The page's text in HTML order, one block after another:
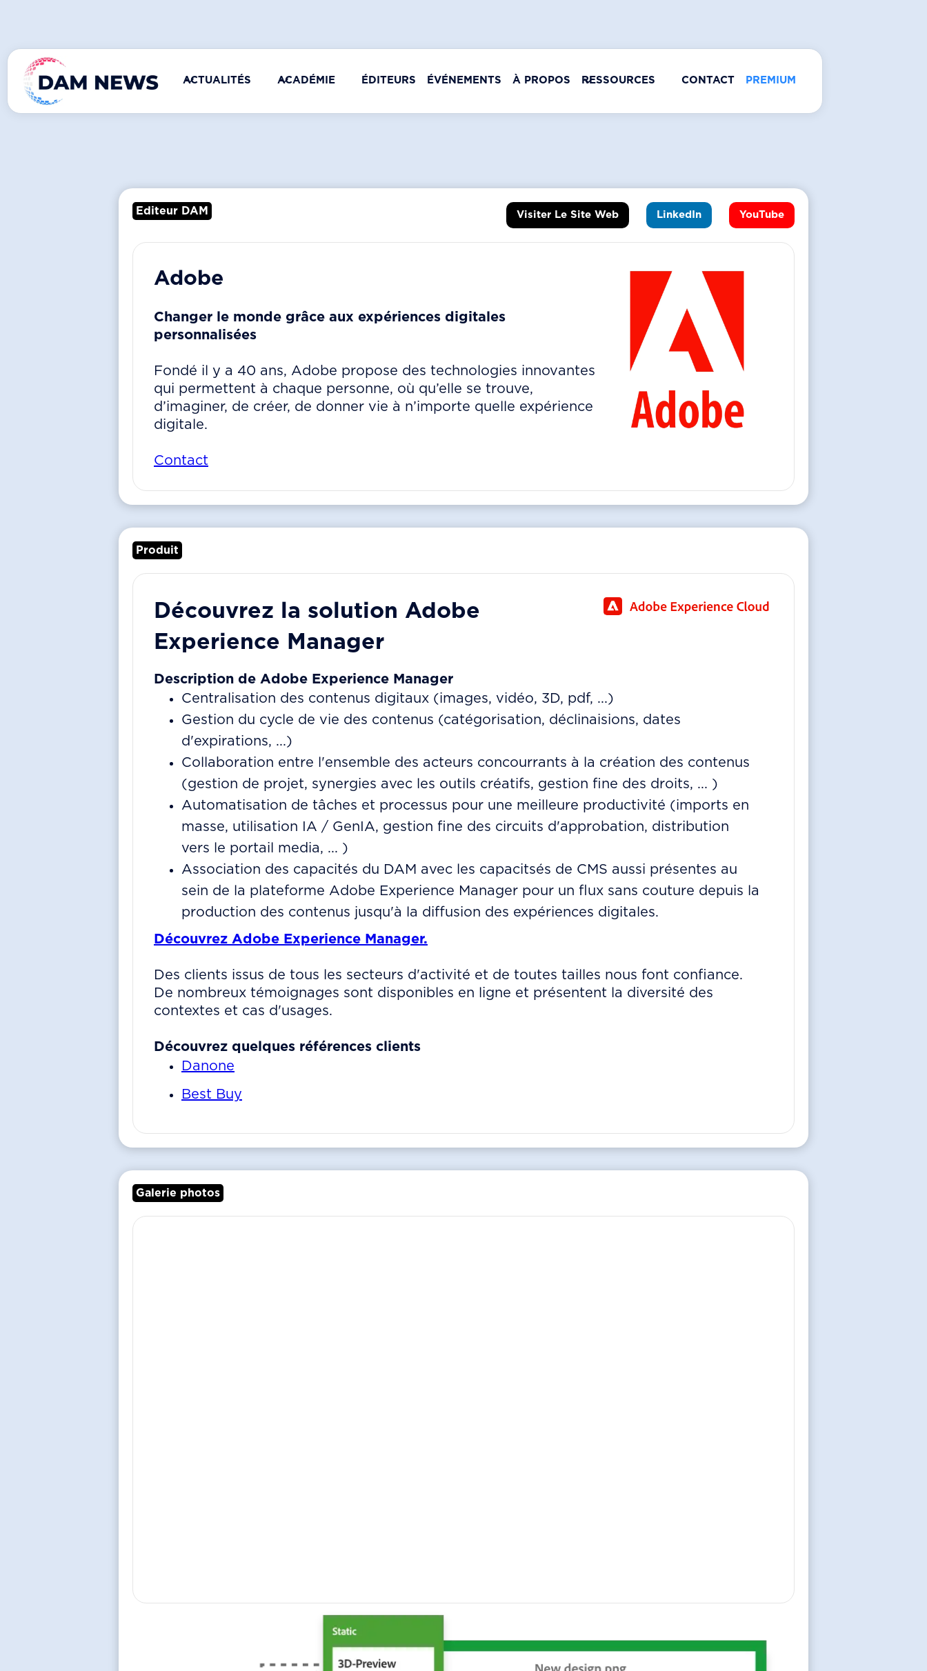
ACTUALITÉS ACADÉMIE ÉDITEURS ÉVÉNEMENTS À PROPOS RESSOURCES CONTACT PREMIUM
Editeur DAM Visiter Le Site Web LinkedIn YouTube
Adobe
Changer le monde grâce aux expériences digitales
personnalisées
Fondé il y a 40 ans, Adobe propose des technologies innovantes
qui permettent à chaque personne, où qu’elle se trouve,
d’imaginer, de créer, de donner vie à n’importe quelle expérience
digitale.
Contact
Produit
Découvrez la solution Adobe
Experience Manager
Description de Adobe Experience Manager
Centralisation des contenus digitaux (images, vidéo, 3D, pdf, ...)
Gestion du cycle de vie des contenus (catégorisation, déclinaisions, dates
d'expirations, ...)
Collaboration entre l'ensemble des acteurs concourrants à la création des contenus
(gestion de projet, synergies avec les outils créatifs, gestion fine des droits, ... )
Automatisation de tâches et processus pour une meilleure productivité (imports en
masse, utilisation IA / GenIA, gestion fine des circuits d'approbation, distribution
vers le portail media, ... )
Association des capacités du DAM avec les capacitsés de CMS aussi présentes au
sein de la plateforme Adobe Experience Manager pour un flux sans couture depuis la
production des contenus jusqu'à la diffusion des expériences digitales.
Découvrez Adobe Experience Manager.
Des clients issus de tous les secteurs d'activité et de toutes tailles nous font confiance.
De nombreux témoignages sont disponibles en ligne et présentent la diversité des
contextes et cas d'usages.
Découvrez quelques références clients
Danone
Best Buy
Galerie photos